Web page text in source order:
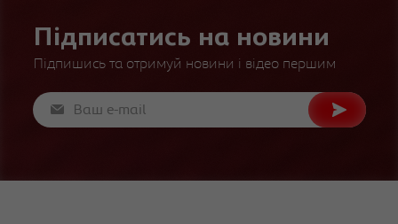
Підписатись на новини
Підпишись та отримуй новини і відео першим